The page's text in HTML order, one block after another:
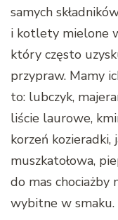
samych
i kotlety mielone
który często
przypraw. Mamy
to: lubczyk,
liście laurowe,
korzeń kozieradki,
muszkatołowa,
do mas chociażby
wybitne w smaku.